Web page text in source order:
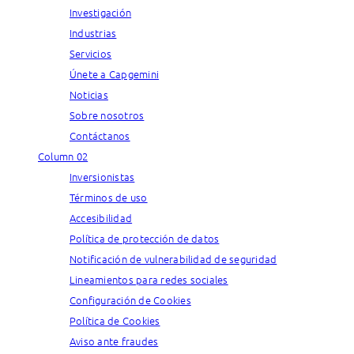
Investigación
Industrias
Servicios
Únete a Capgemini
Noticias
Sobre nosotros
Contáctanos
Column 02
Inversionistas
Términos de uso
Accesibilidad
Política de protección de datos
Notificación de vulnerabilidad de seguridad
Lineamientos para redes sociales
Configuración de Cookies
Política de Cookies
Aviso ante fraudes